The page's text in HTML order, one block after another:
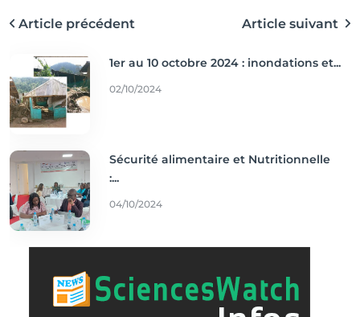
Article précédent Article suivant
1er au 10 octobre 2024 : inondations et...
02/10/2024
Sécurité alimentaire et Nutritionnelle
:...
04/10/2024